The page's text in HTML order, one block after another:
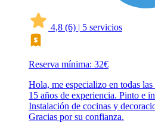
4,8 (6) | 5 servicios
Reserva mínima: 32€
Hola, me especializo en todas
15 años de experiencia. Pinto e
Instalación de cocinas y
Gracias por su confianza.